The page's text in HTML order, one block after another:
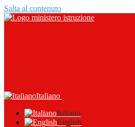
Salta al contenuto
Italiano
Italiano
English